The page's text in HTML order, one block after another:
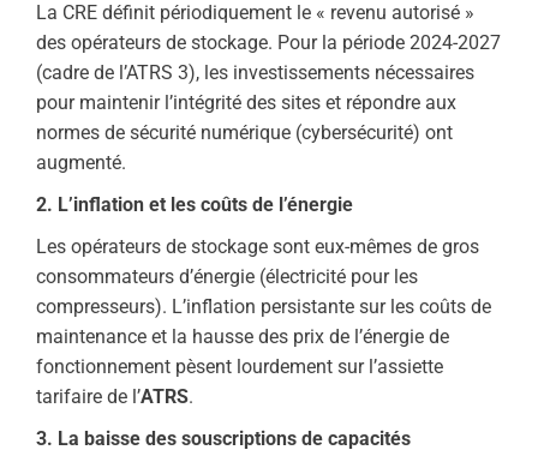
La CRE définit périodiquement le « revenu autorisé »
des opérateurs de stockage. Pour la période 2024-2027
(cadre de l’ATRS 3), les investissements nécessaires
pour maintenir l’intégrité des sites et répondre aux
normes de sécurité numérique (cybersécurité) ont
augmenté.
2. L’inflation et les coûts de l’énergie
Les opérateurs de stockage sont eux-mêmes de gros
consommateurs d’énergie (électricité pour les
compresseurs). L’inflation persistante sur les coûts de
maintenance et la hausse des prix de l’énergie de
fonctionnement pèsent lourdement sur l’assiette
tarifaire de l’ATRS.
3. La baisse des souscriptions de capacités